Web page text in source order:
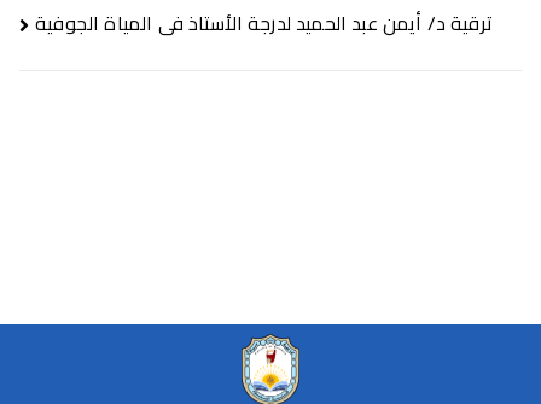
ترقية د/ أيمن عبد الحميد لدرجة الأستاذ فى المياة الجوفية